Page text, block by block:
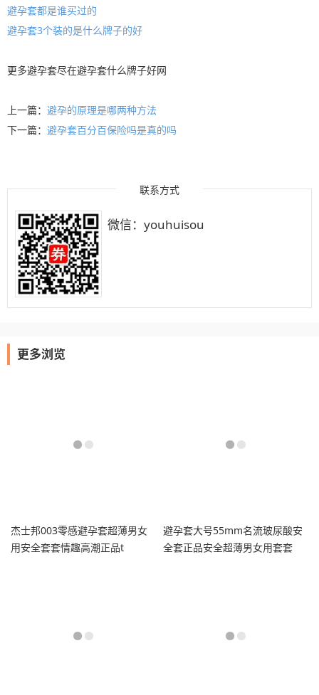
避孕套都是谁买过的
避孕套3个装的是什么牌子的好
更多避孕套尽在避孕套什么牌子好网
上一篇： 避孕的原理是哪两种方法
下一篇： 避孕套百分百保险吗是真的吗
联系方式
微信：youhuisou
更多浏览
杰士邦003零感避孕套超薄男女
用安全套套情趣高潮正品t
避孕套大号55mm名流玻尿酸安
全套正品安全超薄男女用套套